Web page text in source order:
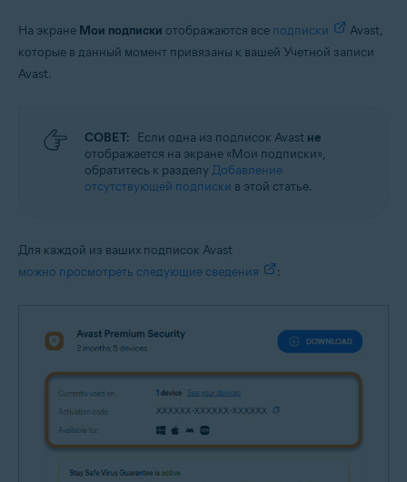
На экране Мои подписки отображаются все подписки
Avast,
которые в данный момент привязаны к вашей Учетной записи
Avast.
СОВЕТ: Если одна из подписок Avast не
отображается на экране «Мои подписки»,
обратитесь к разделу Добавление
отсутствующей подписки в этой статье.
Для каждой из ваших подписок Avast
можно просмотреть следующие сведения
: